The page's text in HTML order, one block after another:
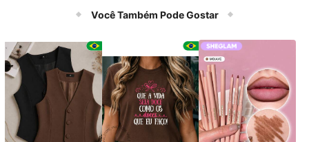
os de EVA para Treinamento de PesVocê Também Pode Gostar